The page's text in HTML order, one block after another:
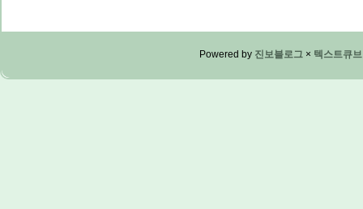
Powered by 진보블로그× 텍스트큐브